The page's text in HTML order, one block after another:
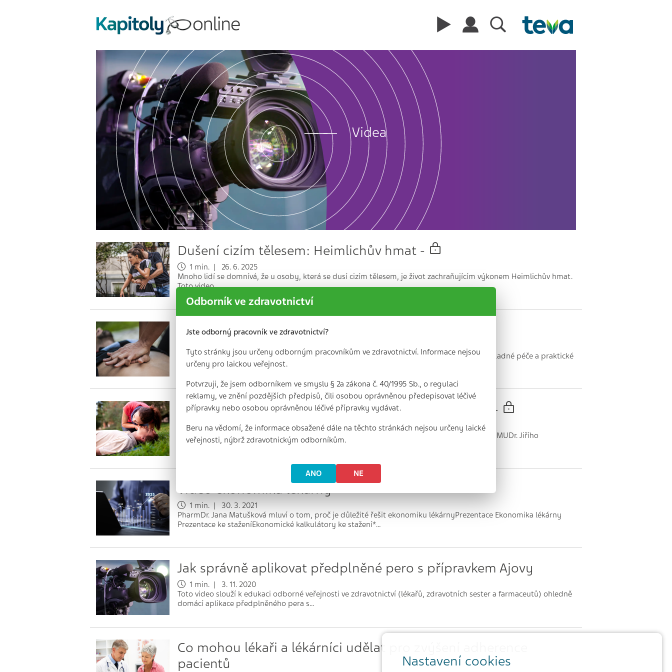
Videa
Dušení cizím tělesem: Heimlichův hmat -
1 min. | 26. 6. 2025
Mnoho lidí se domnívá, že u osoby, která se dusí cizím tělesem, je život zachraňujícím výkonem Heimlichův hmat.
Toto video…
10 mýtů kardiopulmonální resuscitace -
1 min. | 23. 6. 2025
MUDr. Jiří Pokorný, Ph.D., se specializuje na lektorskou činnost v oblasti poskytování neodkladné péče a praktické
výuky kardiopulmonální resuscitace.Video, které…
Základy kardiopulmonální resuscitace u dospělých -
1 min. | 15. 6. 2025
Praktické video se základními kroky kardiopulmonální resuscitace u dospělých s výkladem MUDr. Jiřího
Pokorného, Ph.D. Jak správně postupovat při náhlé…
Video ekonomika lékárny -
1 min. | 30. 3. 2021
PharmDr. Jana Matušková mluví o tom, proč je důležité řešit ekonomiku lékárnyPrezentace Ekonomika lékárny
Prezentace ke staženíEkonomické kalkulátory ke stažení*…
Jak správně aplikovat předplněné pero s přípravkem Ajovy
1 min. | 3. 11. 2020
Toto video slouží k edukaci odborné veřejnosti ve zdravotnictví (lékařů, zdravotních sester a farmaceutů) ohledně
domácí aplikace předplněného pera s…
Co mohou lékaři a lékárníci udělat pro zvýšení adherence
pacientů
Nastavení cookies
Odborník ve zdravotnictví
Jste odborný pracovník ve zdravotnictví?
Tyto stránky jsou určeny odborným pracovníkům ve zdravotnictví. Informace nejsou
určeny pro laickou veřejnost.
Potvrzuji, že jsem odborníkem ve smyslu § 2a zákona č. 40/1995 Sb., o regulaci
reklamy, ve znění pozdějších předpisů, čili osobou oprávněnou předepisovat léčivé
přípravky nebo osobou oprávněnou léčivé přípravky vydávat.
Beru na vědomí, že informace obsažené dále na těchto stránkách nejsou určeny laické
veřejnosti, nýbrž zdravotnickým odborníkům.
ANO NE